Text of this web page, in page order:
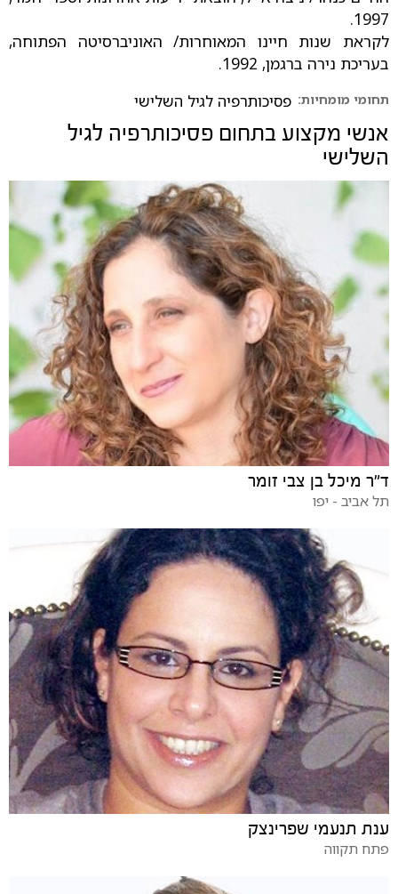
1997.
לקראת שנות חיינו המאוחרות/ האוניברסיטה הפתוחה,
בעריכת נירה ברגמן, 1992.
תחומי מומחיות: פסיכותרפיה לגיל השלישי
אנשי מקצוע בתחום פסיכותרפיה לגיל
השלישי
ד"ר מיכל בן צבי זומר
תל אביב - יפו
ענת תנעמי שפרינצק
פתח תקווה